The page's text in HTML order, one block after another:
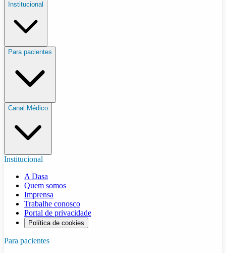
Institucional
Para pacientes
Canal Médico
Institucional
A Dasa
Quem somos
Imprensa
Trabalhe conosco
Portal de privacidade
Política de cookies
Para pacientes